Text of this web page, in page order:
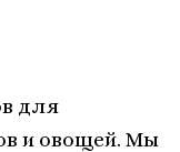
для
и овощей. Мы